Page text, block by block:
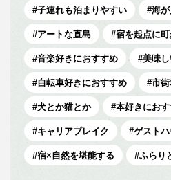
子連れも泊まりやすい 海
アートな直島 宿を起点に
音楽好きにおすすめ 美味
自転車好きにおすすめ 市街
犬とか猫とか 本好きにお
キャリアブレイク ゲスト
宿×自然を堪能する ふらり